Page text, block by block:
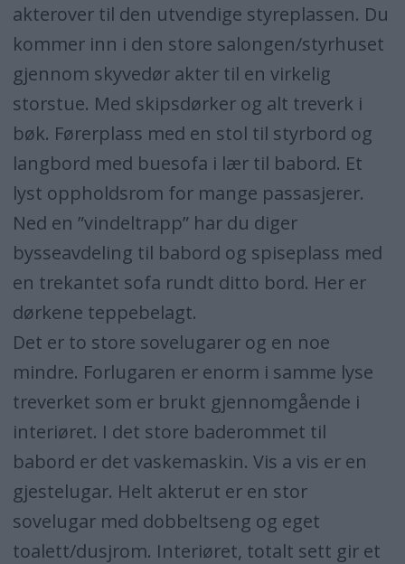
akterover til den utvendige styreplassen. Du
kommer inn i den store salongen/styrhuset
gjennom skyvedør akter til en virkelig
storstue. Med skipsdørker og alt treverk i
bøk. Førerplass med en stol til styrbord og
langbord med buesofa i lær til babord. Et
lyst oppholdsrom for mange passasjerer.
Ned en ”vindeltrapp” har du diger
bysseavdeling til babord og spiseplass med
en trekantet sofa rundt ditto bord. Her er
dørkene teppebelagt.
Det er to store sovelugarer og en noe
mindre. Forlugaren er enorm i samme lyse
treverket som er brukt gjennomgående i
interiøret. I det store baderommet til
babord er det vaskemaskin. Vis a vis er en
gjestelugar. Helt akterut er en stor
sovelugar med dobbeltseng og eget
toalett/dusjrom. Interiøret, totalt sett gir et